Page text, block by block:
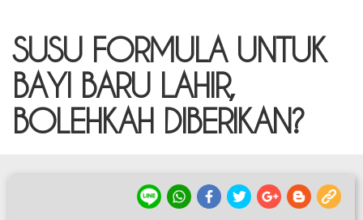
SUSU FORMULA UNTUK
BAYI BARU LAHIR,
BOLEHKAH DIBERIKAN?